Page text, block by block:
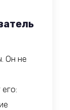
Он не